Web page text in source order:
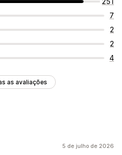
7
2
2
4
as avaliações
5 de julho de 2026